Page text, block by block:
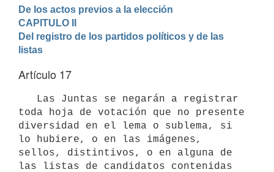
De los actos previos a la elección
CAPITULO II
Del registro de los partidos políticos y de las
listas
Artículo 17
toda hoja de votación que no presente
diversidad en el lema o sublema, si
lo hubiere, o en las imágenes,
sellos, distintivos, o en alguna de
las listas de candidatos contenidas